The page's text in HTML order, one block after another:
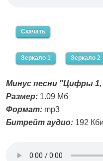
Скачать
Зеркало 1 Зеркало 2
Минус песни "Цифры 1,
Размер: 1.09 Мб
Формат: mp3
Битрейт аудио: 192